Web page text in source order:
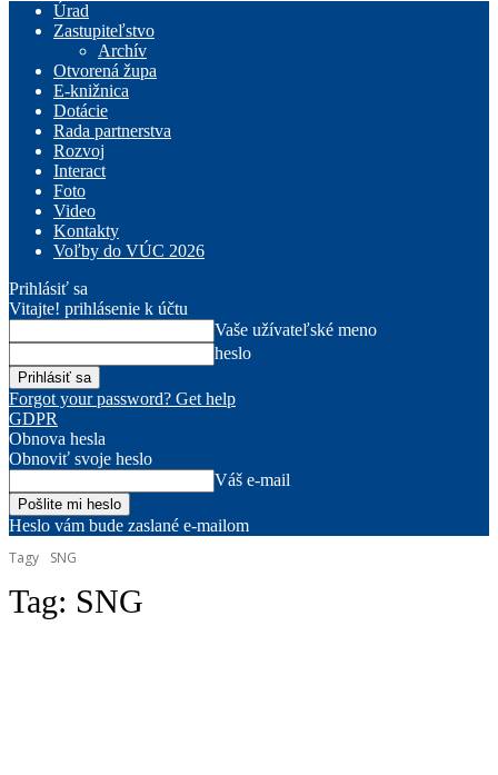
Úrad
Zastupiteľstvo
Archív
Otvorená župa
E-knižnica
Dotácie
Rada partnerstva
Rozvoj
Interact
Foto
Video
Kontakty
Voľby do VÚC 2026
Prihlásiť sa
Vitajte! prihlásenie k účtu
Vaše užívateľské meno
heslo
Forgot your password? Get help
GDPR
Obnova hesla
Obnoviť svoje heslo
Váš e-mail
Heslo vám bude zaslané e-mailom
Tagy
SNG
Tag: SNG